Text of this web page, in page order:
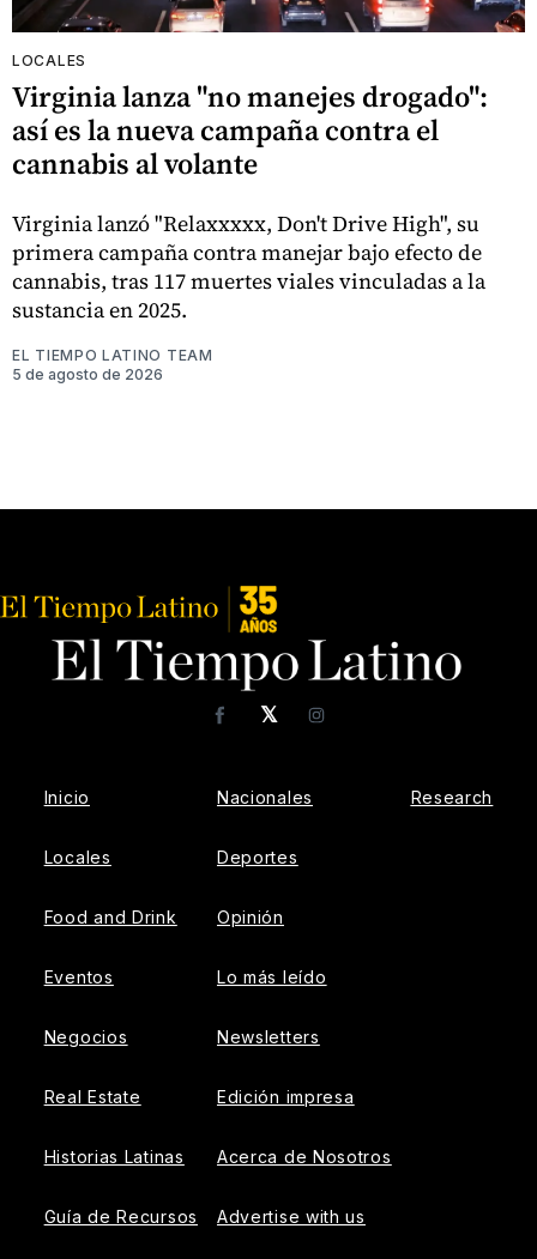
LOCALES
Virginia lanza "no manejes drogado":
así es la nueva campaña contra el
cannabis al volante
Virginia lanzó "Relaxxxxx, Don't Drive High", su
primera campaña contra manejar bajo efecto de
cannabis, tras 117 muertes viales vinculadas a la
sustancia en 2025.
EL TIEMPO LATINO TEAM
5 de agosto de 2026
𝕏
FacebookInstagram
Inicio
Locales
Food and Drink
Eventos
Negocios
Real Estate
Historias Latinas
Guía de Recursos
Nacionales
Deportes
Opinión
Lo más leído
Newsletters
Edición impresa
Acerca de Nosotros
Advertise with us
Research